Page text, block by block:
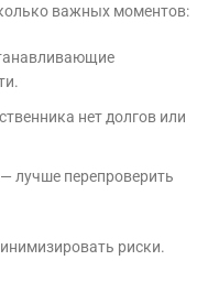
важных моментов:
нет долгов или
лучше перепроверить
риски.